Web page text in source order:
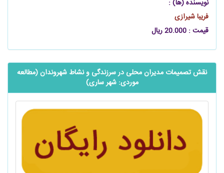
نویسنده (ها) :
فریبا شيرازی
قیمت : 20.000 ریال
نقش تصمیمات مدیران محلی در سرزندگی و نشاط شهروندان (مطالعه
موردی: شهر ساری)